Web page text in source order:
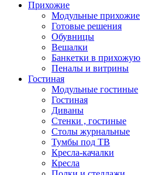
Прихожие
Модульные прихожие
Готовые решения
Обувницы
Вешалки
Банкетки в прихожую
Пеналы и витрины
Гостиная
Модульные гостиные
Гостиная
Диваны
Стенки , гостиные
Столы журнальные
Тумбы под ТВ
Кресла-качалки
Кресла